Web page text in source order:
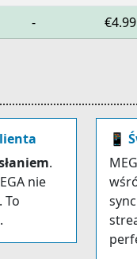
-
.
nie
To
📱